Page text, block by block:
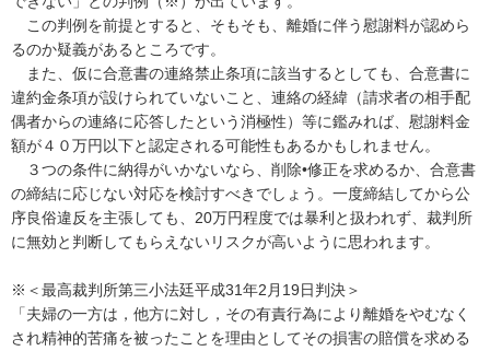
この判例を前提とすると、そもそも、離婚に伴う慰謝料が認めら
るのか疑義があるところです。
また、仮に合意書の連絡禁止条項に該当するとしても、合意書に
違約金条項が設けられていないこと、連絡の経緯（請求者の相手配
偶者からの連絡に応答したという消極性）等に鑑みれば、慰謝料金
額が４０万円以下と認定される可能性もあるかもしれません。
３つの条件に納得がいかないなら、削除•修正を求めるか、合意書
の締結に応じない対応を検討すべきでしょう。一度締結してから公
序良俗違反を主張しても、20万円程度では暴利と扱われず、裁判所
に無効と判断してもらえないリスクが高いように思われます。
※＜最高裁判所第三小法廷平成31年2月19日判決＞
「夫婦の一方は，他方に対し，その有責行為により離婚をやむなく
され精神的苦痛を被ったことを理由としてその損害の賠償を求める